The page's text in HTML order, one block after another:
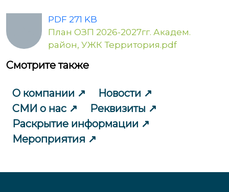
PDF 271 KB
План ОЗП 2026-2027гг. Академ.
район, УЖК Территория.pdf
Смотрите также
О компании
Новости
СМИ о нас
Реквизиты
Раскрытие информации
Мероприятия